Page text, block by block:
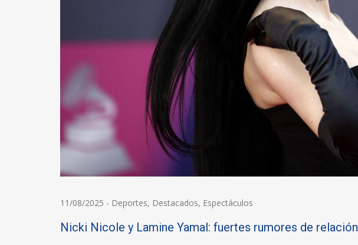
11/08/2025 - Deportes, Destacados, Espectáculos
Nicki Nicole y Lamine Yamal: fuertes rumores de relación